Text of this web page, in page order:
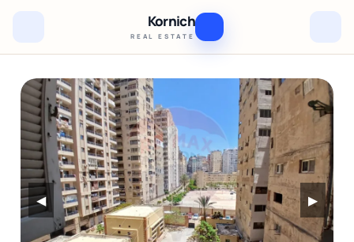
Kornich
REAL ESTATE
◀ ▶